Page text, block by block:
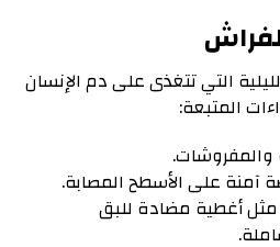
التي تتغذى على دم الإنسان
المتبعة:
على الأسطح المصابة.
مثل أغطية مضادة للبق